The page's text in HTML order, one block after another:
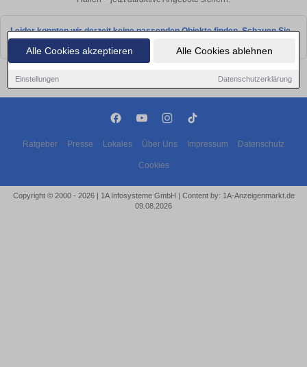
Alle Cookies akzeptieren Alle Cookies ablehnen
Einstellungen Datenschutzerklärung
Leider konnten wir derzeit keine passenden Objekte finden. Schauen Sie
Ratgeber Presse Lokales Über Uns Impressum Datenschutz
Cookies
Copyright © 2000 - 2026 | 1A Infosysteme GmbH | Content by: 1A-Anzeigenmarkt.de
09.08.2026